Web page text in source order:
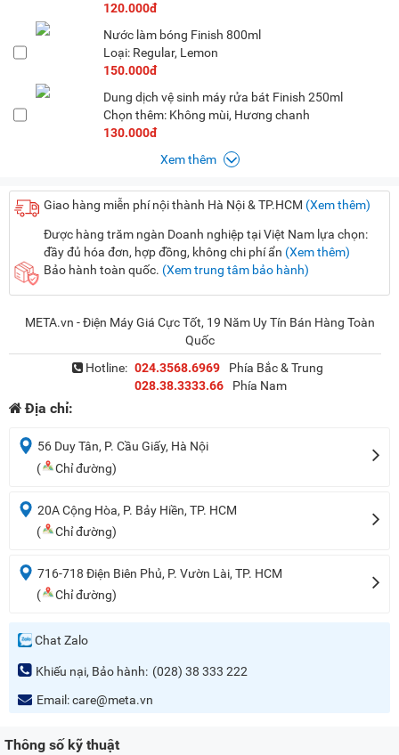
120.000đ
Nước làm bóng Finish 800ml
Loại: Regular, Lemon
150.000đ
Dung dịch vệ sinh máy rửa bát Finish 250ml
Chọn thêm: Không mùi, Hương chanh
130.000đ
Xem thêm
Giao hàng miễn phí nội thành Hà Nội & TP.HCM (Xem thêm)
Được hàng trăm ngàn Doanh nghiệp tại Việt Nam lựa chọn:
đầy đủ hóa đơn, hợp đồng, không chi phí ẩn (Xem thêm)
Bảo hành toàn quốc. (Xem trung tâm bảo hành)
META.vn - Điện Máy Giá Cực Tốt, 19 Năm Uy Tín Bán Hàng Toàn
Quốc
Hotline: 024.3568.6969
Phía Bắc & Trung
028.38.3333.66
Phía Nam
Địa chỉ:
56 Duy Tân, P. Cầu Giấy, Hà Nội
(
Chỉ đường)
20A Cộng Hòa, P. Bảy Hiền, TP. HCM
(
Chỉ đường)
716-718 Điện Biên Phủ, P. Vườn Lài, TP. HCM
(
Chỉ đường)
Chat Zalo
Khiếu nại, Bảo hành: (028) 38 333 222
Email:care@meta.vn
Thông số kỹ thuật